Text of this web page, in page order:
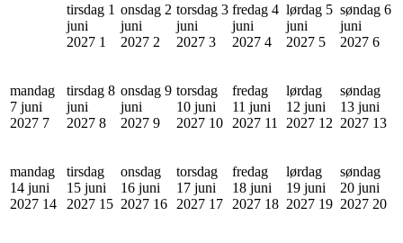
tirsdag 1
juni
2027 1
onsdag 2
juni
2027 2
torsdag 3
juni
2027 3
fredag 4
juni
2027 4
lørdag 5
juni
2027 5
søndag 6
juni
2027 6
mandag
7 juni
2027 7
tirsdag 8
juni
2027 8
onsdag 9
juni
2027 9
torsdag
10 juni
2027 10
fredag
11 juni
2027 11
lørdag
12 juni
2027 12
søndag
13 juni
2027 13
mandag
14 juni
2027 14
tirsdag
15 juni
2027 15
onsdag
16 juni
2027 16
torsdag
17 juni
2027 17
fredag
18 juni
2027 18
lørdag
19 juni
2027 19
søndag
20 juni
2027 20